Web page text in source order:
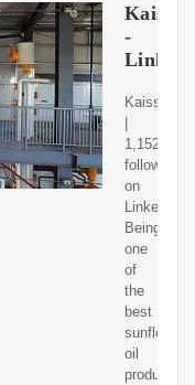
-
Kaissaoil
1,152
followers
on
LinkedIn.
Being
one
of
the
best
sunflower
oil
producer,